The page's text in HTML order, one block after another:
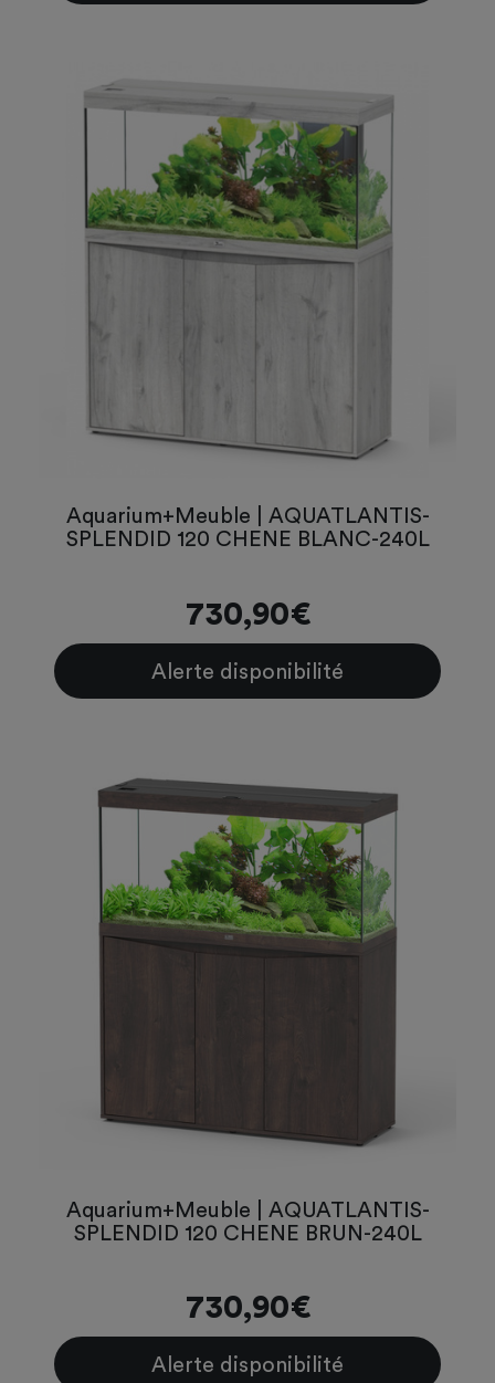
Aquarium+Meuble | AQUATLANTIS-
SPLENDID 120 CHENE BLANC-240L
730,90€
Alerte disponibilité
Aquarium+Meuble | AQUATLANTIS-
SPLENDID 120 CHENE BRUN-240L
730,90€
Alerte disponibilité